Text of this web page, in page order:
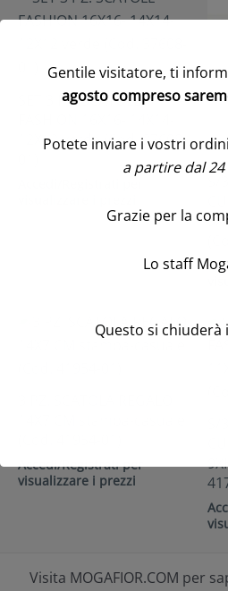
SET 3 PZ. SCATOLE
12X12 verde (Cod. 37608-
Accedi/Registrati per
visualizzare i prezzi
Visita MOGAFIOR.COM per
Gentile visitatore, ti
agosto compreso
Potete inviare i vostri
a partire dal
Grazie per la
Lo staff
Questo si chiuderà